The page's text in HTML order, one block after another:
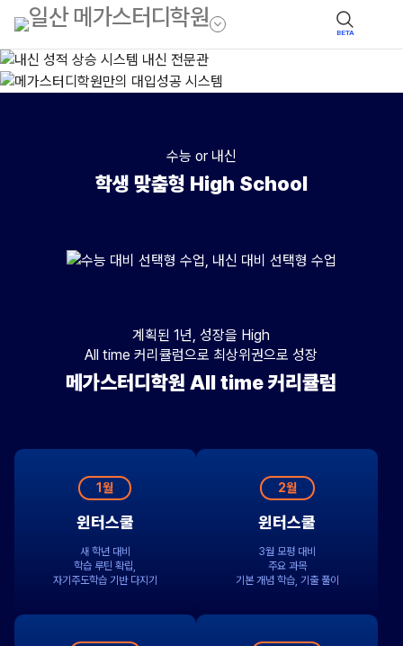
BETA
수능 or 내신
학생 맞춤형 High School
수업 : 내신 대비 선택형 수업(수준별), 대상 : 내신 성적 향상을 희망
계획된 1년, 성장을 High
All time 커리큘럼으로 최상위권으로 성장
메가스터디학원 All time 커리큘럼
1월
윈터스쿨
새 학년 대비
학습 루틴 확립,
자기주도학습 기반 다지기
2월
윈터스쿨
3월 모평 대비
주요 과목
기본 개념 학습, 기출 풀이